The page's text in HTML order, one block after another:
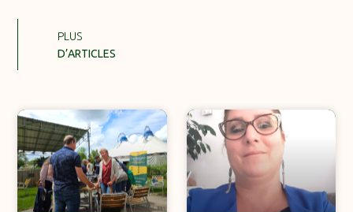
PLUS
D’ARTICLES